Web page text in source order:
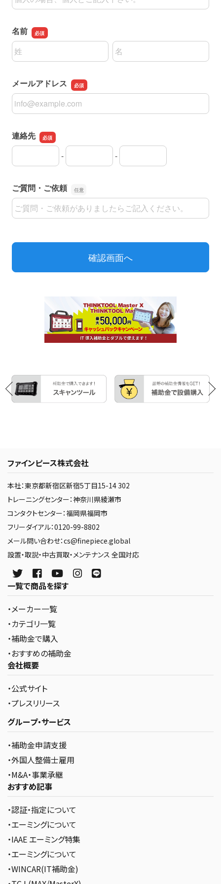
3.入会に必要な審査・手続等が完了するまでの間、入会申込を
能のうち当社が別途定める機能を、この利用規約に基づき利用
することができます。ただし、このことは当社が入会を承認したこ
ととはみなされません。
り、当社所定の情報（以下「会員情報」といいます）を当サイトに
提供・登録するものとします。
5.当社は、信用調査機関等に照会することがありますが、会員に
第4条（購入）
1.会員は当社所定の方式により当社が登録した商品の購入を
2.前項の購入申込みに対し、当社が会員に販売の意思を通知し
たとき、会員と当社において売買契約が成立するものとします。
第5条（会員情報の取り扱い）
1.会員になろうとする者及び会員は、正確かつ真実の会員情報
を当社に提供・登録するものとしまするものとします。
2．上記に違反したことにより会員に損害が生じた場合、当社は
一切の責任を負いません。
3.会員情報等については、本規約に別段の定めのある場合又は
法令により認められている場合を除き、会員の同意なく第三者
・公的機関から法的権限に基づき開示を求められた場合
・当該情報が公知の場合
・開示について、個別に会員の同意を事前に得た場合
配信を希望される方へのメールマガジン配信、キャンペーン企
画等やアンケートの実施、マーケティング分析（販売実績分析や
アクセス分析等を指します）、当社が行う本サービスに関する情
報の紹介や広告および宣伝、当社で販売する商品や役務等（お
取り置き、修理および配送等を指します）に関する問合せの対
応、不正利用防止における利用履歴に関する問い合わせ対応の
ためにのみ、会員の氏名、住所、電話番号、メールアドレス等の
個人情報を収集または利用します。
6. 本サービスの利用に関連して当社が知り得た会員の個人情
て」に従い取り扱うものとします。
7. 会員は、当社が、個人情報を当社と個人情報を対象とした秘
密保持契約を締結した当社の業務提携企業（以下、「当社提携
企業」といいます）に開示、共有する場合があることをあらかじ
め同意するものとします。
当社は、下記のいずれかに該当する場合、直ちに、又は一定の予
告期間の後に、会員の当サイト利用を停止し、又は会員登録を
抹消することができます。当社は、会員の当サイト利用を停止し
たか否か、会員登録を抹消させたか否かに関し、何ら責任を負う
ものではありません。
・会員につき本規約違反がある場合
・会員として不適切な行為がある場合
・会員につき信用ないし財産状態の悪化又はそのおそれがある
場合
・当社が当サービスの提供を廃止する場合
・その他やむを得ない事由があると当社が判断した場合
第7条（免責）
全てについて内容の変更・中断・停止・廃止をすることができる
ものとし、当サービスの内容の変更・中断・遅滞・中止又は会員
登録の抹消等によって発生する損害について、一切の責任を負
いません。また、当サービスの内容の変更・中断・遅滞・中止、又
は会員の登録抹消を行う場合、当社は、これを行うこと又は行
わないことに関し何らの責任も負うものではありません。
ファインピース株式会社
本社：東京都新宿区新宿5丁目15-14 302
トレーニングセンター：神奈川県綾瀬市
コンタクトセンター：福岡県福岡市
フリーダイアル：0120-99-8802
メール問い合わせ：cs@finepiece.global
設置・取説・中古買取・メンテナンス 全国対応
一覧で商品を探す
・メーカー一覧
・カテゴリ一覧
・補助金で購入
・おすすめの補助金
会社概要
・公式サイト
・プレスリリース
グループ・サービス
・補助金申請支援
・外国人整備士雇用
・M&A・事業承継
おすすめ記事
・認証・指定について
・エーミングについて
・IAAE エーミング特集
・エーミングについて
・WINCAR(IT補助金)